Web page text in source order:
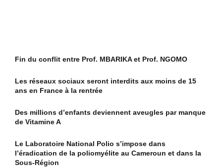
Fin du conflit entre Prof. MBARIKA et Prof. NGOMO
Les réseaux sociaux seront interdits aux moins de 15
ans en France à la rentrée
Des millions d’enfants deviennent aveugles par manque
de Vitamine A
Le Laboratoire National Polio s’impose dans
l’éradication de la poliomyélite au Cameroun et dans la
Sous-Région